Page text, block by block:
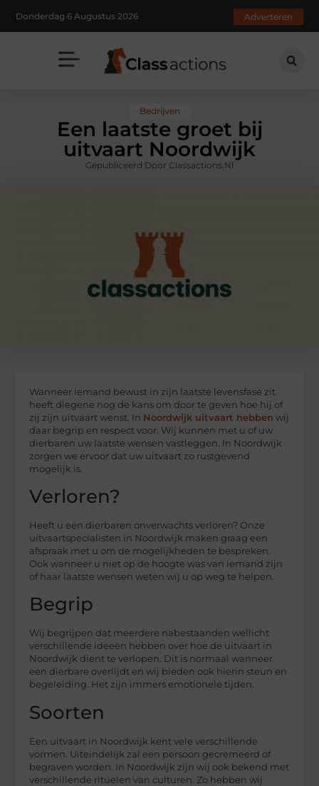
Donderdag 6 Augustus 2026 Adverteren
Bedrijven
Een laatste groet bij
uitvaart Noordwijk
Gepubliceerd Door Classactions.nl
Wanneer iemand bewust in zijn laatste levensfase zit
heeft diegene nog de kans om door te geven hoe hij of
zij zijn uitvaart wenst. In Noordwijk uitvaart hebben wij
daar begrip en respect voor. Wij kunnen met u of uw
dierbaren uw laatste wensen vastleggen. In Noordwijk
zorgen we ervoor dat uw uitvaart zo rustgevend
mogelijk is.
Verloren?
Heeft u een dierbaren onverwachts verloren? Onze
uitvaartspecialisten in Noordwijk maken graag een
afspraak met u om de mogelijkheden te bespreken.
Ook wanneer u niet op de hoogte was van iemand zijn
of haar laatste wensen weten wij u op weg te helpen.
Begrip
Wij begrijpen dat meerdere nabestaanden wellicht
verschillende ideeën hebben over hoe de uitvaart in
Noordwijk dient te verlopen. Dit is normaal wanneer
een dierbare overlijdt en wij bieden ook hierin steun en
begeleiding. Het zijn immers emotionele tijden.
Soorten
Een uitvaart in Noordwijk kent vele verschillende
vormen. Uiteindelijk zal een persoon gecremeerd of
begraven worden. In Noordwijk zijn wij ook bekend met
verschillende rituelen van culturen. Zo hebben wij